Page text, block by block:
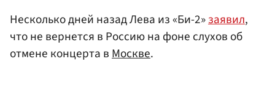
Несколько дней назад Лева из «Би-2»заявил,
что не вернется в Россию на фоне слухов об
отмене концерта вМоскве.